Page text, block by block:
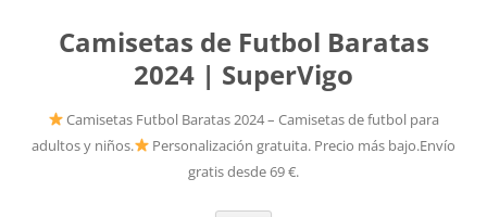
Camisetas de Futbol Baratas
2024 | SuperVigo
Camisetas Futbol Baratas 2024 – Camisetas de futbol para
adultos y niños.
Personalización gratuita. Precio más bajo.Envío
gratis desde 69 €.